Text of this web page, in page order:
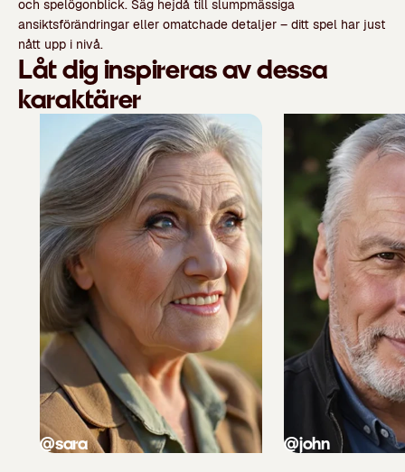
och spelögonblick. Säg hejdå till slumpmässiga
ansiktsförändringar eller omatchade detaljer – ditt spel har just
nått upp i nivå.
Låt dig inspireras av dessa
karaktärer
@sara @john